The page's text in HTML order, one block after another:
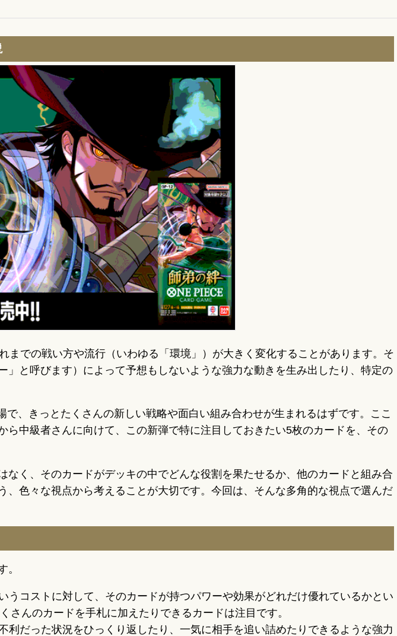
での戦い方や流行（いわゆる「環境」）が大きく変化することがあります。そ
と呼びます）によって予想もしないような強力な動きを生み出したり、特定の
、きっとたくさんの新しい戦略や面白い組み合わせが生まれるはずです。ここ
中級者さんに向けて、この新弾で特に注目しておきたい5枚のカードを、その
く、そのカードがデッキの中でどんな役割を果たせるか、他のカードと組み合
色々な視点から考えることが大切です。今回は、そんな多角的な視点で選んだ
。
うコストに対して、そのカードが持つパワーや効果がどれだけ優れているかとい
んのカードを手札に加えたりできるカードは注目です。
利だった状況をひっくり返したり、一気に相手を追い詰めたりできるような強力